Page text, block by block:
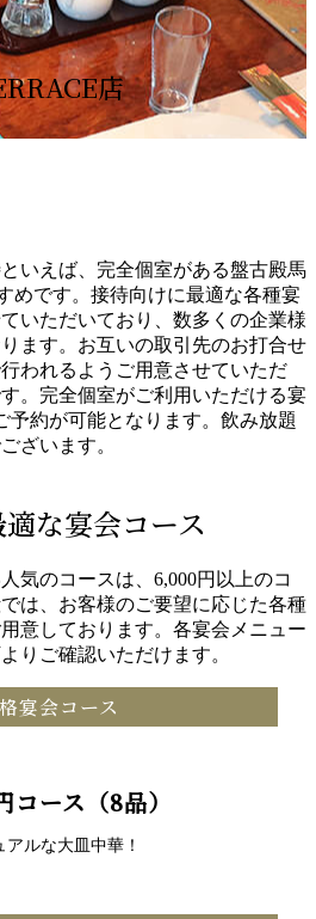
店
いえば、完全個室がある盤古殿馬
めです。接待向けに最適な各種宴
いただいており、数多くの企業様
ます。お互いの取引先のお打合せ
われるようご用意させていただ
。完全個室がご利用いただける宴
予約が可能となります。飲み放題
ざいます。
な宴会コース
気のコースは、6,000円以上のコ
は、お客様のご要望に応じた各種
意しております。各宴会メニュー
りご確認いただけます。
宴会コース
ース（8品）
アルな大皿中華！